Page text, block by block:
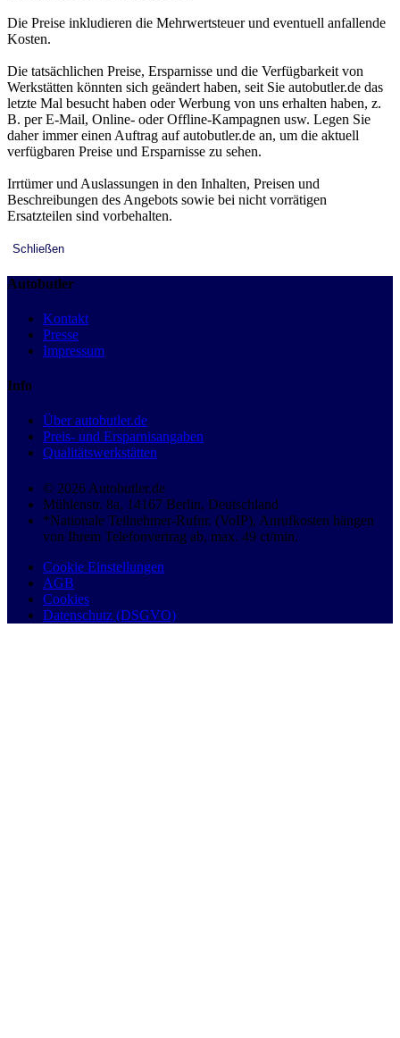
Die Preise inkludieren die Mehrwertsteuer und eventuell anfallende
Kosten.
Die tatsächlichen Preise, Ersparnisse und die Verfügbarkeit von
Werkstätten könnten sich geändert haben, seit Sie autobutler.de das
letzte Mal besucht haben oder Werbung von uns erhalten haben, z.
B. per E-Mail, Online- oder Offline-Kampagnen usw. Legen Sie
daher immer einen Auftrag auf autobutler.de an, um die aktuell
verfügbaren Preise und Ersparnisse zu sehen.
Irrtümer und Auslassungen in den Inhalten, Preisen und
Beschreibungen des Angebots sowie bei nicht vorrätigen
Ersatzteilen sind vorbehalten.
Schließen
Autobutler
Kontakt
Presse
Impressum
Info
Über autobutler.de
Preis- und Ersparnisangaben
Qualitätswerkstätten
© 2026 Autobutler.de
Mühlenstr. 8a, 14167 Berlin, Deutschland
*Nationale Teilnehmer-Rufnr. (VoIP), Anrufkosten hängen
von Ihrem Telefonvertrag ab, max. 49 ct/min.
Cookie Einstellungen
AGB
Cookies
Datenschutz (DSGVO)